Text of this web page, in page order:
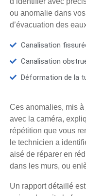
ou anomalie dans
d’évacuation des
Canalisation
Canalisation
Déformation de la
Ces anomalies, mis
avec la caméra,
répétition que vous
le technicien a
aisé de réparer en
dans les murs, ou
Un rapport détaillé